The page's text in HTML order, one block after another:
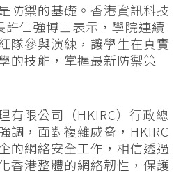
防禦的基礎。香港資訊科技
仁強博士表示，學院連續
隊參與演練，讓學生在真實
的技能，掌握最新防禦策
有限公司（HKIRC）行政總
調，面對複雜威脅，HKIRC
的網絡安全工作，相信透過
香港整體的網絡韌性，保護